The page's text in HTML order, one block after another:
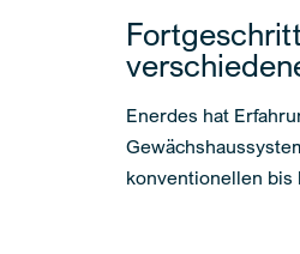
Enerdes hat
konventionellen bis